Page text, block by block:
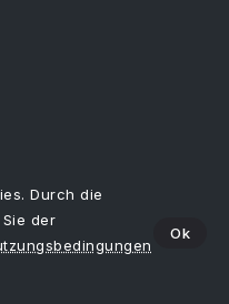
Rechte vorbehalten.
Durch die
der
Ok